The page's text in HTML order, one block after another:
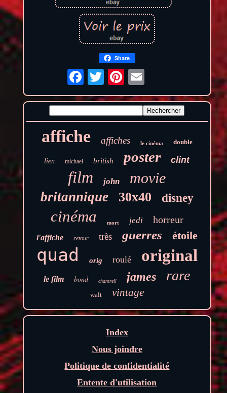
Share
affiche affiches le cinéma double
lien michael british poster clint
film john movie
britannique 30x40 disney
cinéma mort jedi horreur
l'affiche retour très guerres étoile
quad orig roulé original
le film bond chantrell james rare
walt vintage
Index
Nous joindre
Politique de confidentialité
Entente d'utilisation